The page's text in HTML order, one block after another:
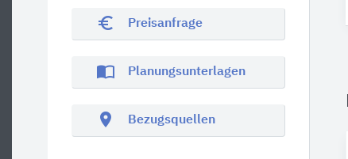
euro_symbol Preisanfrage
import_contacts Planungsunterlagen
location_on Bezugsquellen